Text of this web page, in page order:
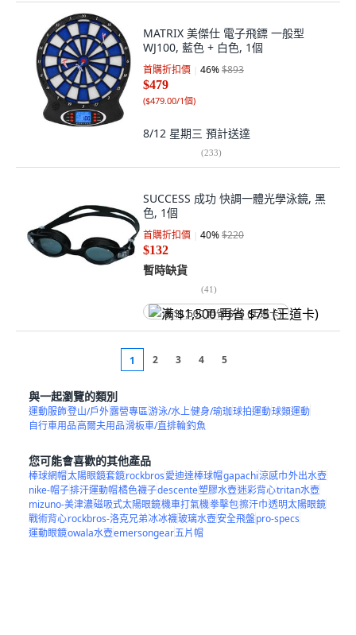
MATRIX 美傑仕 電子飛鏢 一般型
WJ100, 藍色 + 白色, 1個
首購折扣價 46%$893
$479
($479.00/1個)
8/12 星期三 預計送達
(233)
SUCCESS 成功 快調一體光學泳鏡, 黑
色, 1個
首購折扣價 40%$220
$132
暫時缺貨
(41)
满 $1,500 再省 $75 (王道卡)
1 2 3 4 5
與一起瀏覽的類別
運動服飾登山/戶外露營專區游泳/水上健身/瑜珈球拍運動球類運動
自行車用品高爾夫用品滑板車/直排輪釣魚
您可能會喜歡的其他產品
棒球網帽太陽眼鏡套鏡rockbros愛迪達棒球帽gapachi涼感巾外出水壺
nike-帽子排汗運動帽橘色襪子descente塑膠水壺迷彩背心tritan水壺
mizuno-美津濃磁吸式太陽眼鏡機車打氣機拳擊包擦汗巾透明太陽眼鏡
戰術背心rockbros-洛克兄弟冰冰襪玻璃水壺安全飛盤pro-specs
運動眼鏡owala水壺emersongear五片帽